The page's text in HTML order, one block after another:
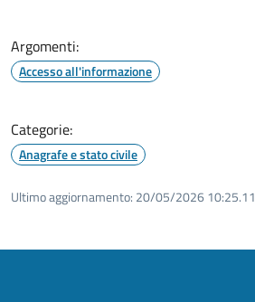
Argomenti:
Accesso all'informazione
Categorie:
Anagrafe e stato civile
Ultimo aggiornamento: 20/05/2026 10:25.11